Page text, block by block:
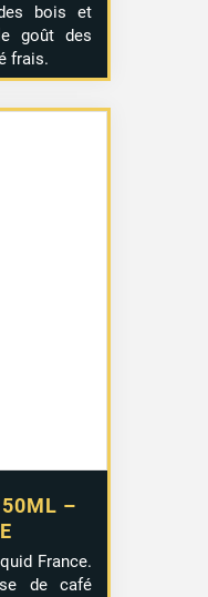
bois et
goût des
frais.
50ML –
France.
de café